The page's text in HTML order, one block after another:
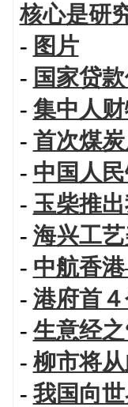
核心是研
- 图片
- 国家贷
- 集中人
- 首次煤
- 中国人
- 玉柴推
- 海兴工
- 中航香
- 港府首
-生意经
- 柳市将
- 我国向